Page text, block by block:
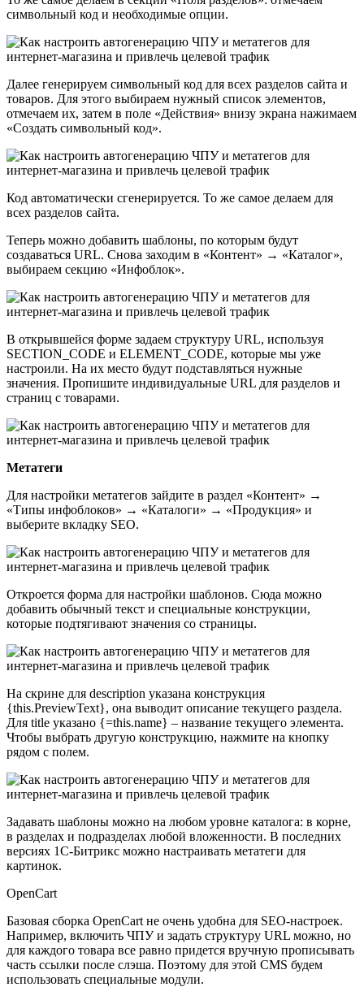
символьный код и необходимые опции.
Далее генерируем символьный код для всех разделов сайта и
товаров. Для этого выбираем нужный список элементов,
отмечаем их, затем в поле «Действия» внизу экрана нажимаем
«Создать символьный код».
Код автоматически сгенерируется. То же самое делаем для
всех разделов сайта.
Теперь можно добавить шаблоны, по которым будут
создаваться URL. Снова заходим в «Контент» → «Каталог»,
выбираем секцию «Инфоблок».
В открывшейся форме задаем структуру URL, используя
SECTION_CODE и ELEMENT_CODE, которые мы уже
настроили. На их место будут подставляться нужные
значения. Пропишите индивидуальные URL для разделов и
страниц с товарами.
Метатеги
Для настройки метатегов зайдите в раздел «Контент» →
«Типы инфоблоков» → «Каталоги» → «Продукция» и
выберите вкладку SEO.
Откроется форма для настройки шаблонов. Сюда можно
добавить обычный текст и специальные конструкции,
которые подтягивают значения со страницы.
На скрине для description указана конструкция
{this.PreviewText}, она выводит описание текущего раздела.
Для title указано {=this.name} – название текущего элемента.
Чтобы выбрать другую конструкцию, нажмите на кнопку
рядом с полем.
Задавать шаблоны можно на любом уровне каталога: в корне,
в разделах и подразделах любой вложенности. В последних
версиях 1С-Битрикс можно настраивать метатеги для
картинок.
OpenCart
Базовая сборка OpenCart не очень удобна для SEO-настроек.
Например, включить ЧПУ и задать структуру URL можно, но
для каждого товара все равно придется вручную прописывать
часть ссылки после слэша. Поэтому для этой CMS будем
использовать специальные модули.